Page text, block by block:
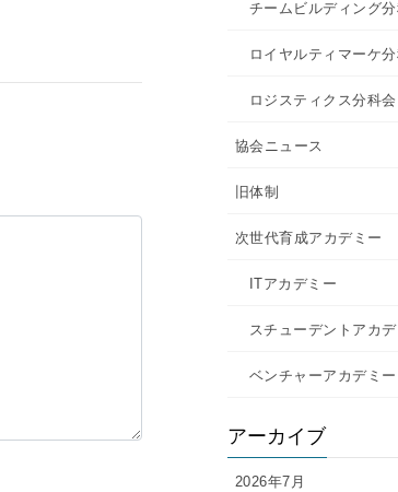
チームビルディング分
ロイヤルティマーケ
ロジスティクス分科会
協会ニュース
旧体制
次世代育成アカデミー
ITアカデミー
スチューデントアカ
ベンチャーアカデミー
アーカイブ
2026年7月